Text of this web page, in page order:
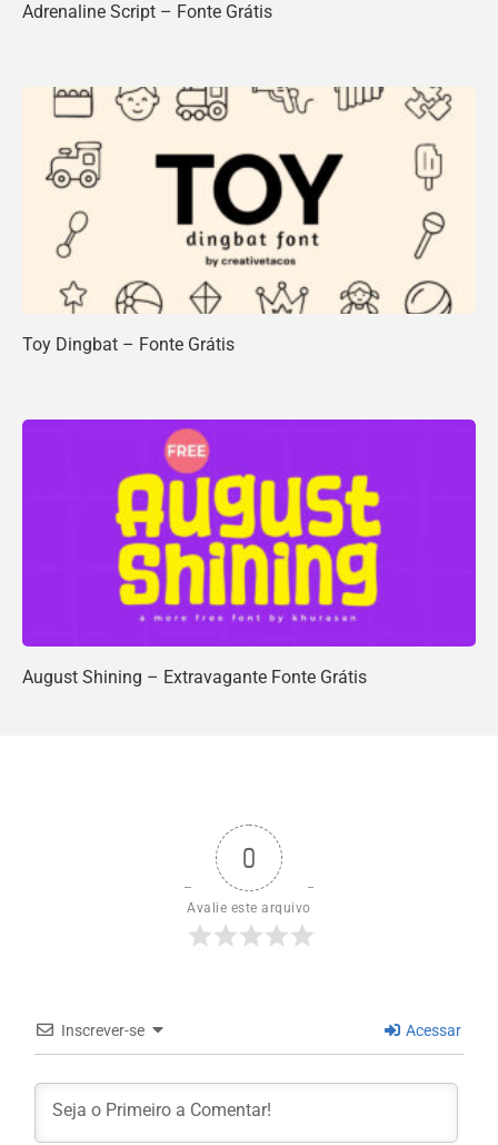
Adrenaline Script – Fonte Grátis
Toy Dingbat – Fonte Grátis
August Shining – Extravagante Fonte Grátis
0
Avalie este arquivo
Inscrever-se Acessar